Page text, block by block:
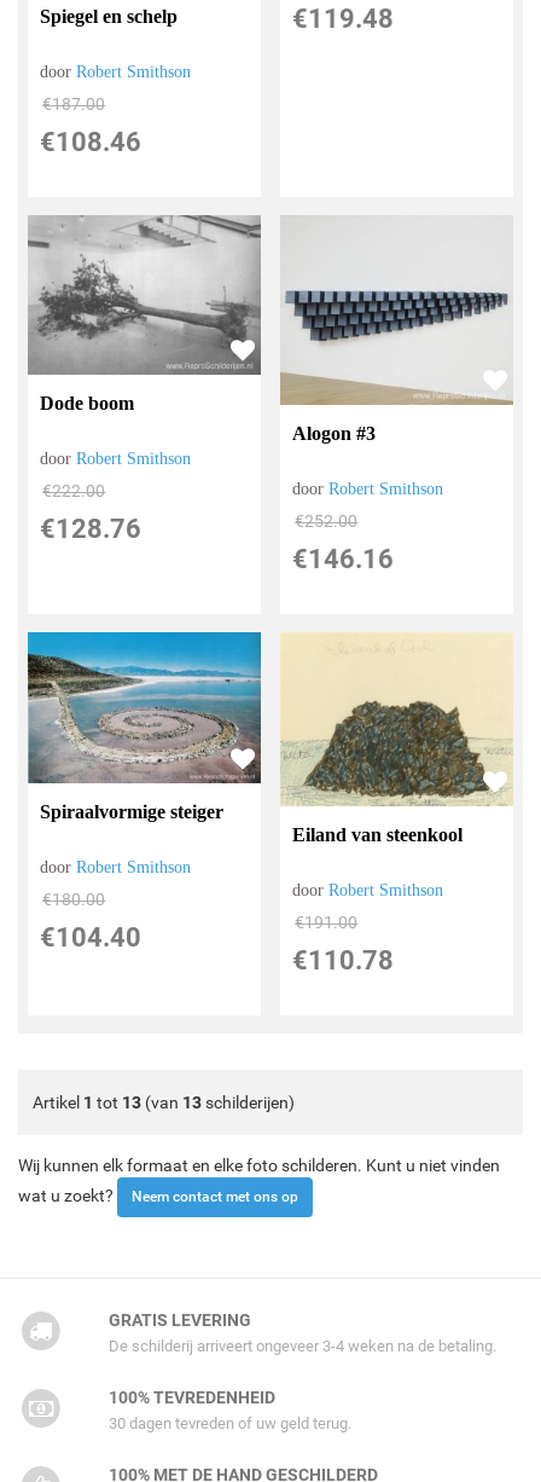
Spiegel en schelp
doorRobert Smithson
€187.00
€108.46
€119.48
Dode boom
doorRobert Smithson
€222.00
€128.76
Alogon #3
doorRobert Smithson
€252.00
€146.16
Spiraalvormige steiger
doorRobert Smithson
€180.00
€104.40
Eiland van steenkool
doorRobert Smithson
€191.00
€110.78
Artikel 1 tot 13 (van 13schilderijen)
Wij kunnen elk formaat en elke foto schilderen. Kunt u niet vinden
wat u zoekt?
Neem contact met ons op
GRATIS LEVERING
De schilderij arriveert ongeveer 3-4 weken na de betaling.
100% TEVREDENHEID
30 dagen tevreden of uw geld terug.
100% MET DE HAND GESCHILDERD